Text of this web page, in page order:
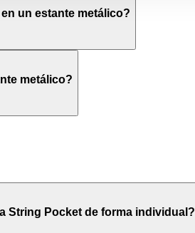
un estante metálico?
metálico?
String Pocket de forma individual?